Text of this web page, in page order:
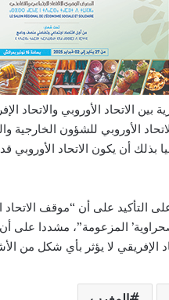
بين الاتحاد الأوروبي
الأوروبي للشؤون الخارجية
بذلك أن يكون الاتحاد
على أن “موقف الاتحاد
المزعومة”، مشددا على
الإفريقي لا يؤثر بأي شكل من